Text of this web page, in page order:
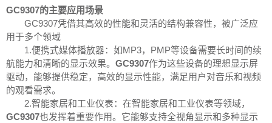
GC9307的主要应用场景
GC9307凭借其高效的性能和灵活的结构兼容性，被广泛应
用于多个领域
1.便携式媒体播放器：如MP3，PMP等设备需要长时间的续
航能力和清晰的显示效果。 GC9307作为这些设备的理想显示屏
驱动，能够提供稳定，高效的显示性能，满足用户对音乐和视频
的观看需求。
2.智能家居和工业仪表：在智能家居和工业仪表等领域，
GC9307也发挥着重要作用。它能够支持全视角显示和多种显示